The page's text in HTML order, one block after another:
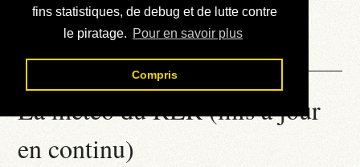
fins statistiques, de debug et de lutte contre
le piratage. Pour en savoir plus
Compris
Téléchargement
Contact
La météo du RER (mis à jour
en continu)